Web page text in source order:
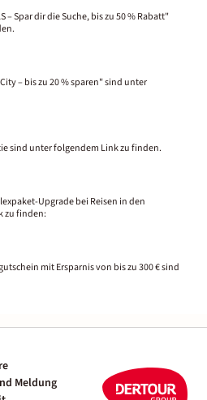
– Spar dir die Suche, bis zu 50 % Rabatt"
– bis zu 20 % sparen" sind unter
sind unter folgendem Link zu finden.
Upgrade bei Reisen in den
zu finden:
mit Ersparnis von bis zu 300 € sind
Meldung